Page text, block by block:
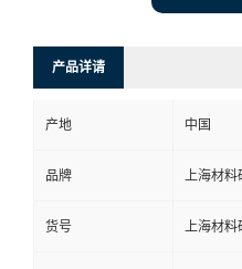
产品详请
产地 中国
品牌 上海材料
货号 上海材料